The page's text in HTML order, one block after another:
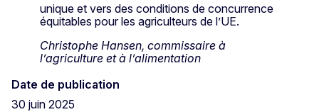
unique et vers des conditions de concurrence
équitables pour les agriculteurs de l’UE.
Christophe Hansen, commissaire à
l’agriculture et à l’alimentation
Date de publication
30 juin 2025